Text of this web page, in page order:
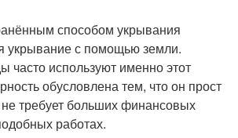
способом укрывания
укрывание с помощью земли.
часто используют именно этот
обусловлена тем, что он прост
требует больших финансовых
работах.